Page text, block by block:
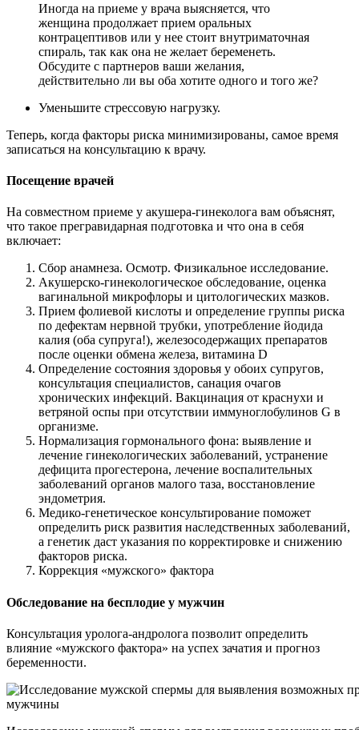
Иногда на приеме у врача выясняется, что
женщина продолжает прием оральных
контрацептивов или у нее стоит внутриматочная
спираль, так как она не желает беременеть.
Обсудите с партнеров ваши желания,
действительно ли вы оба хотите одного и того же?
Уменьшите стрессовую нагрузку.
Теперь, когда факторы риска минимизированы, самое время
записаться на консультацию к врачу.
Посещение врачей
На совместном приеме у акушера-гинеколога вам объяснят,
что такое прегравидарная подготовка и что она в себя
включает:
Сбор анамнеза. Осмотр. Физикальное исследование.
Акушерско-гинекологическое обследование, оценка
вагинальной микрофлоры и цитологических мазков.
Прием фолиевой кислоты и определение группы риска
по дефектам нервной трубки, употребление йодида
калия (оба супруга!), железосодержащих препаратов
после оценки обмена железа, витамина D
Определение состояния здоровья у обоих супругов,
консультация специалистов, санация очагов
хронических инфекций. Вакцинация от краснухи и
ветряной оспы при отсутствии иммуноглобулинов G в
организме.
Нормализация гормонального фона: выявление и
лечение гинекологических заболеваний, устранение
дефицита прогестерона, лечение воспалительных
заболеваний органов малого таза, восстановление
эндометрия.
Медико-генетическое консультирование поможет
определить риск развития наследственных заболеваний,
а генетик даст указания по корректировке и снижению
факторов риска.
Коррекция «мужского» фактора
Обследование на бесплодие у мужчин
Консультация уролога-андролога позволит определить
влияние «мужского фактора» на успех зачатия и прогноз
беременности.